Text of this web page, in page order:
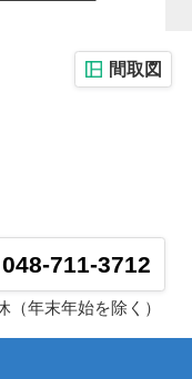
間取図
048-711-3712
年末年始を除く）